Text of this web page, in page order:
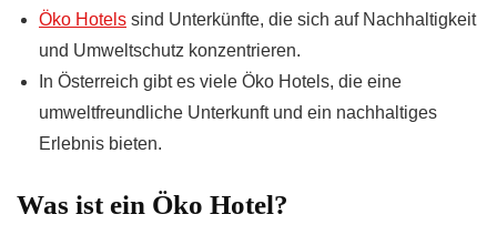
Öko Hotels sind Unterkünfte, die sich auf Nachhaltigkeit
und Umweltschutz konzentrieren.
In Österreich gibt es viele Öko Hotels, die eine
umweltfreundliche Unterkunft und ein nachhaltiges
Erlebnis bieten.
Was ist ein Öko Hotel?